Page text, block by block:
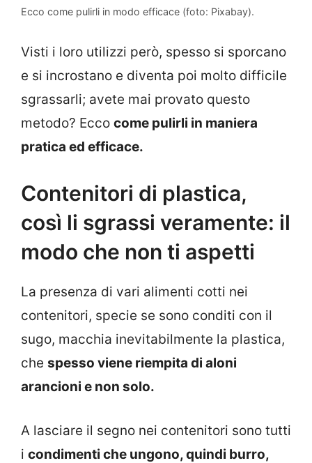
Ecco come pulirli in modo efficace (foto: Pixabay).
Visti i loro utilizzi però, spesso si sporcano
e si incrostano e diventa poi molto difficile
sgrassarli; avete mai provato questo
metodo? Ecco come pulirli in maniera
pratica ed efficace.
Contenitori di plastica,
così li sgrassi veramente: il
modo che non ti aspetti
La presenza di vari alimenti cotti nei
contenitori, specie se sono conditi con il
sugo, macchia inevitabilmente la plastica,
che spesso viene riempita di aloni
arancioni e non solo.
A lasciare il segno nei contenitori sono tutti
i condimenti che ungono, quindi burro,